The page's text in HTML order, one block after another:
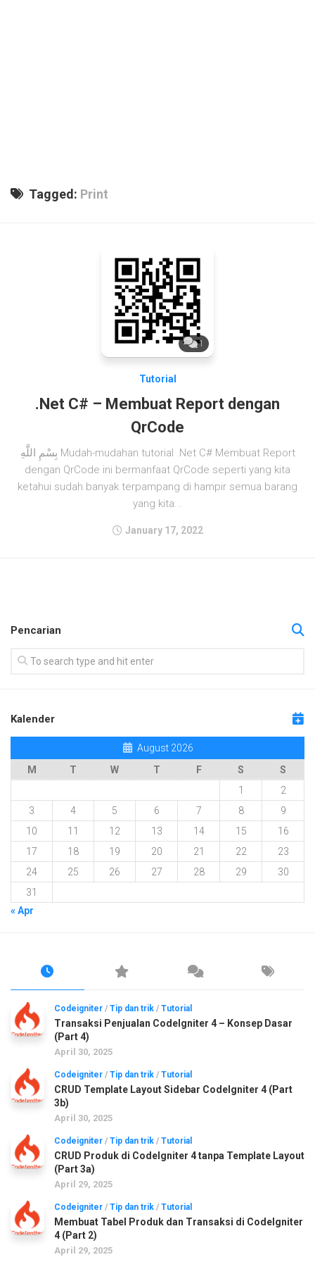
Tagged: Print
1
Tutorial
.Net C# – Membuat Report dengan
QrCode
بِسْمِ اللَّهِ Mudah-mudahan tutorial .Net C# Membuat Report
dengan QrCode ini bermanfaat QrCode seperti yang kita
ketahui sudah banyak terpampang di hampir semua barang
yang kita...
January 17, 2022
Pencarian
Kalender
August 2026
M
T W T F S
S
1
2
3
4 5 6 7 8
9
10
11 12 13 14 15
16
17
18 19 20 21 22
23
24
25 26 27 28 29
30
31
« Apr
Codeigniter / Tip dan trik / Tutorial
Transaksi Penjualan CodeIgniter 4 – Konsep Dasar
(Part 4)
April 30, 2025
Codeigniter / Tip dan trik / Tutorial
CRUD Template Layout Sidebar CodeIgniter 4 (Part
3b)
April 30, 2025
Codeigniter / Tip dan trik / Tutorial
CRUD Produk di CodeIgniter 4 tanpa Template Layout
(Part 3a)
April 29, 2025
Codeigniter / Tip dan trik / Tutorial
Membuat Tabel Produk dan Transaksi di CodeIgniter
4 (Part 2)
April 29, 2025